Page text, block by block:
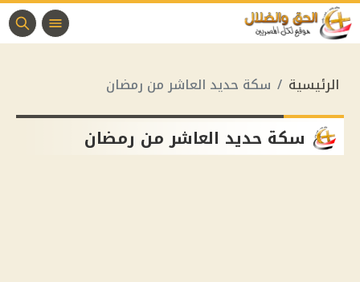
الرئيسية سكة حديد العاشر من رمضان
سكة حديد العاشر من رمضان